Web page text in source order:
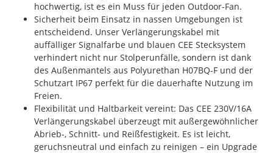
hochwertig, ist es ein Muss für jeden Outdoor-Fan.
Sicherheit beim Einsatz in nassen Umgebungen ist
entscheidend. Unser Verlängerungskabel mit
auffälliger Signalfarbe und blauen CEE Stecksystem
verhindert nicht nur Stolperunfälle, sondern ist dank
des Außenmantels aus Polyurethan H07BQ-F und der
Schutzart IP67 perfekt für die dauerhafte Nutzung im
Freien.
Flexibilität und Haltbarkeit vereint: Das CEE 230V/16A
Verlängerungskabel überzeugt mit außergewöhnlicher
Abrieb-, Schnitt- und Reißfestigkeit. Es ist leicht,
geruchsneutral und einfach zu reinigen – ein Upgrade